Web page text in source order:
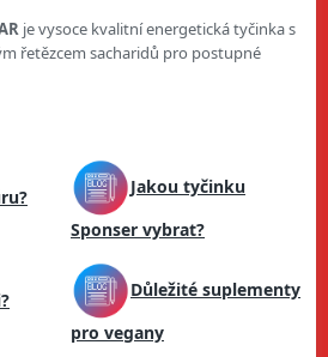
je vysoce kvalitní energetická tyčinka s
řetězcem sacharidů pro postupné
Jakou tyčinku
Sponser vybrat?
Důležité suplementy
pro vegany